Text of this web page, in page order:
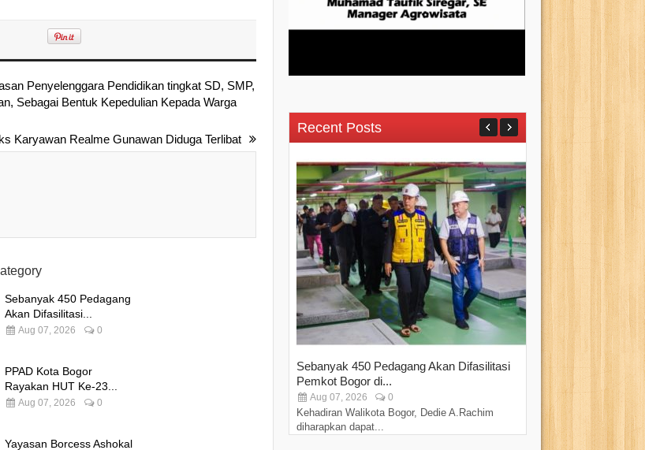
Penyelenggara Pendidikan tingkat SD, SMP,
Sebagai Bentuk Kepedulian Kepada Warga
Karyawan Realme Gunawan Diduga Terlibat
Sebanyak 450 Pedagang
Akan Difasilitasi...
Aug 07, 2026 0
PPAD Kota Bogor
Rayakan HUT Ke-23...
Aug 07, 2026 0
Yayasan Borcess Ashokal
Recent Posts
Sebanyak 450 Pedagang Akan Difasilitasi
Pemkot Bogor di...
Aug 07, 2026 0
Kehadiran Walikota Bogor, Dedie A.Rachim
diharapkan dapat...
PPAD Kota
“Perkuat
Aug 07, 2026
Persatuan
Kota Bogor...